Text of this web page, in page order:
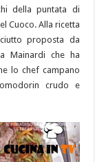
della puntata di
Cuoco. Alla ricetta
proposta da
Mainardi che ha
lo chef campano
crudo e